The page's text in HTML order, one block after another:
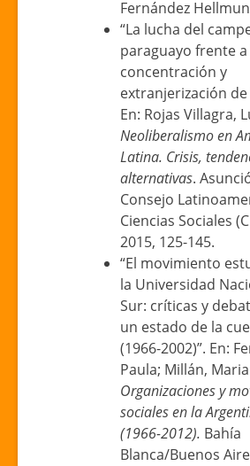
Fernández
“La lucha del
paraguayo frente a
concentración y
extranjerización de
En: Rojas Villagra,
Neoliberalismo en
Latina. Crisis,
alternativas.
Consejo
Ciencias Sociales
2015, 125-145.
“El movimiento
la Universidad
Sur: críticas y
un estado de la
(1966-2002)”. En:
Paula; Millán,
Organizaciones y
sociales en la
(1966-2012). Bahía
Blanca/Buenos